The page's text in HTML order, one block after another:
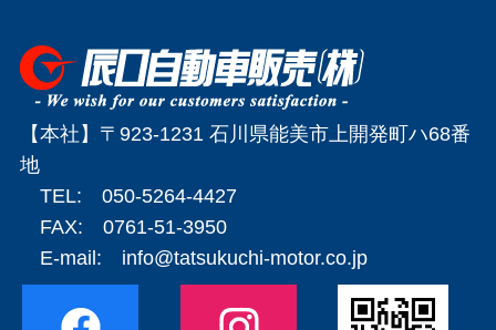
【本社】〒923-1231 石川県能美市上開発町ハ68番
地
TEL: 050-5264-4427
FAX: 0761-51-3950
E-mail: info@tatsukuchi-motor.co.jp